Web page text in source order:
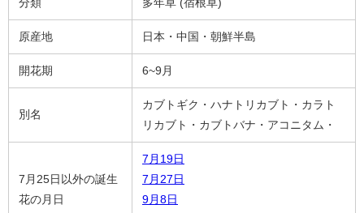
分類 多年草 (宿根草)
原産地 日本・中国・朝鮮半島
開花期 6~9月
別名
カブトギク・ハナトリカブト・カラト
リカブト・カブトバナ・アコニタム・
7月25日以外の誕生
花の月日
7月19日
7月27日
9月8日